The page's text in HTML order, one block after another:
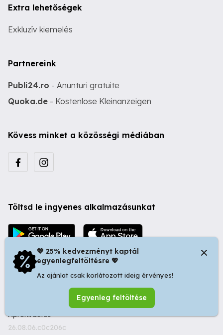
Extra lehetőségek
Exkluzív kiemelés
Partnereink
Publi24.ro - Anunturi gratuite
Quoka.de - Kostenlose Kleinanzeigen
Kövess minket a közösségi médiában
Töltsd le ingyenes alkalmazásunkat
© 2026 Startapró S.R.L. | Bulevardul Dacia nr 34, Oradea
410346, Romania | Tax ID: RO44483373 -
Ingyenes
Apróhirdetés
26.08.06.c0c206c
💖 25% kedvezményt kaptál
egyenlegfeltöltésre 💖
Az ajánlat csak korlátozott ideig érvényes!
Egyenleg feltöltése